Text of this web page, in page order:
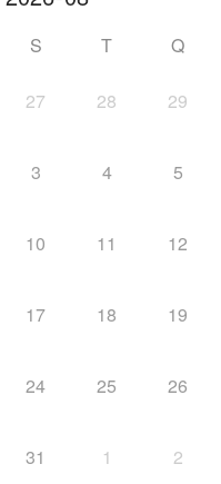
S T Q
27 28 29
3 4 5
10 11 12
17 18 19
24 25 26
31 1 2